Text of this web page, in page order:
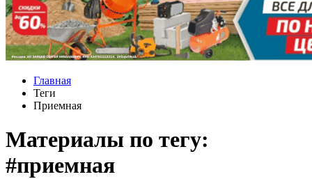
Главная
Теги
Приемная
Материалы по тегу:
#приемная